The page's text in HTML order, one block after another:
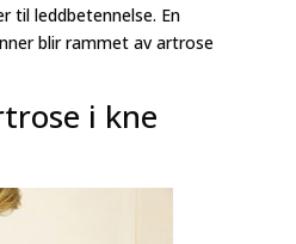
til leddbetennelse. En
blir rammet av artrose
i kne